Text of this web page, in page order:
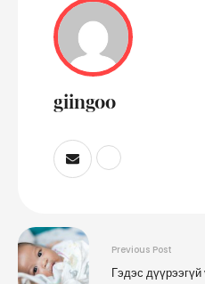
giingoo
Previous Post
Гэдэс